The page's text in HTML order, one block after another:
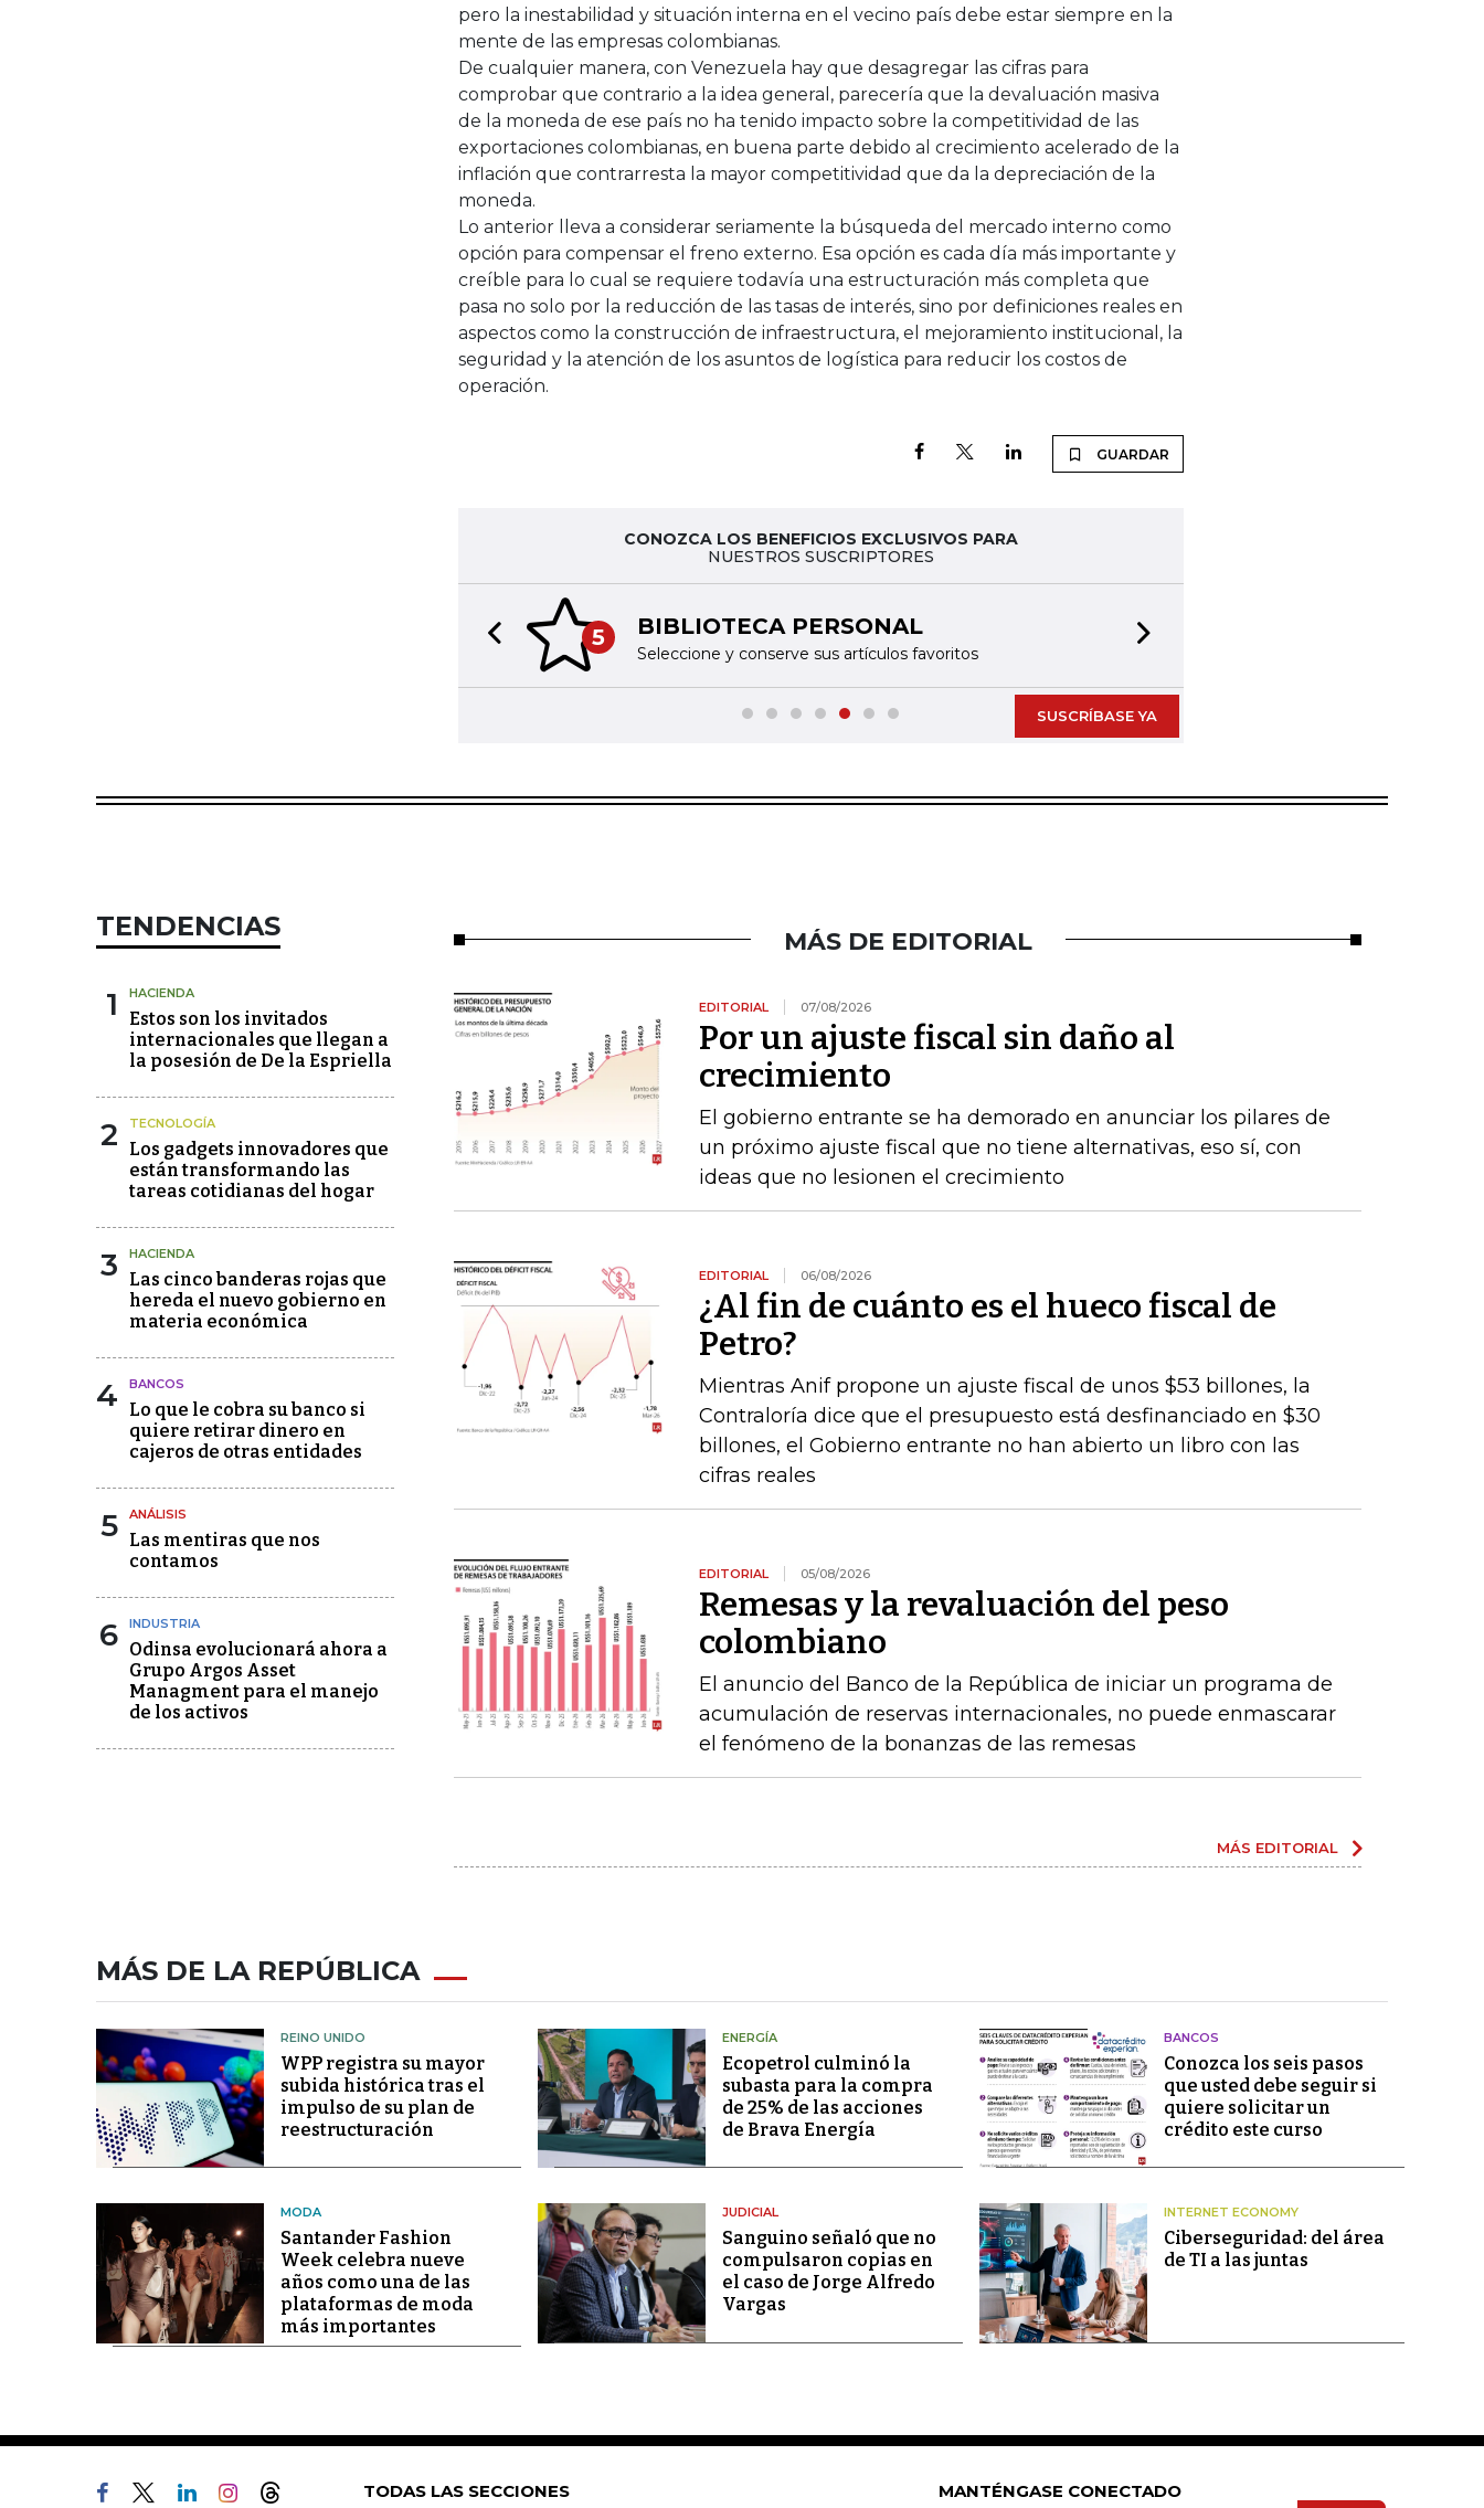
pero la inestabilidad y situación interna en el vecino país debe estar siempre en la
mente de las empresas colombianas.
De cualquier manera, con Venezuela hay que desagregar las cifras para
comprobar que contrario a la idea general, parecería que la devaluación masiva
de la moneda de ese país no ha tenido impacto sobre la competitividad de las
exportaciones colombianas, en buena parte debido al crecimiento acelerado de la
inflación que contrarresta la mayor competitividad que da la depreciación de la
moneda.
Lo anterior lleva a considerar seriamente la búsqueda del mercado interno como
opción para compensar el freno externo. Esa opción es cada día más importante y
creíble para lo cual se requiere todavía una estructuración más completa que
pasa no solo por la reducción de las tasas de interés, sino por definiciones reales en
aspectos como la construcción de infraestructura, el mejoramiento institucional, la
seguridad y la atención de los asuntos de logística para reducir los costos de
operación.
GUARDAR
CONOZCA LOS BENEFICIOS EXCLUSIVOS PARA
NUESTROS SUSCRIPTORES
5 BIBLIOTECA PERSONAL
Seleccione y conserve sus artículos favoritos
Previous slide
SUSCRÍBASE YA
TENDENCIAS
1 HACIENDA
Estos son los invitados
internacionales que llegan a
la posesión de De la Espriella
2 TECNOLOGÍA
Los gadgets innovadores que
están transformando las
tareas cotidianas del hogar
3 HACIENDA
Las cinco banderas rojas que
hereda el nuevo gobierno en
materia económica
4 BANCOS
Lo que le cobra su banco si
quiere retirar dinero en
cajeros de otras entidades
5 ANÁLISIS
Las mentiras que nos
contamos
6 INDUSTRIA
Odinsa evolucionará ahora a
Grupo Argos Asset
Managment para el manejo
de los activos
MÁS DE EDITORIAL
EDITORIAL 07/08/2026
Por un ajuste fiscal sin daño al
crecimiento
El gobierno entrante se ha demorado en anunciar los pilares de
un próximo ajuste fiscal que no tiene alternativas, eso sí, con
ideas que no lesionen el crecimiento
EDITORIAL 06/08/2026
¿Al fin de cuánto es el hueco fiscal de
Petro?
Mientras Anif propone un ajuste fiscal de unos $53 billones, la
Contraloría dice que el presupuesto está desfinanciado en $30
billones, el Gobierno entrante no han abierto un libro con las
cifras reales
EDITORIAL 05/08/2026
Remesas y la revaluación del peso
colombiano
El anuncio del Banco de la República de iniciar un programa de
acumulación de reservas internacionales, no puede enmascarar
el fenómeno de la bonanzas de las remesas
MÁS EDITORIAL
MÁS DE LA REPÚBLICA
REINO UNIDO
WPP registra su mayor
subida histórica tras el
impulso de su plan de
reestructuración
ENERGÍA
Ecopetrol culminó la
subasta para la compra
de 25% de las acciones
de Brava Energía
BANCOS
Conozca los seis pasos
que usted debe seguir si
quiere solicitar un
crédito este curso
MODA
Santander Fashion
Week celebra nueve
años como una de las
plataformas de moda
más importantes
JUDICIAL
Sanguino señaló que no
compulsaron copias en
el caso de Jorge Alfredo
Vargas
INTERNET ECONOMY
Ciberseguridad: del área
de TI a las juntas
TODAS LAS SECCIONES MANTÉNGASE CONECTADO